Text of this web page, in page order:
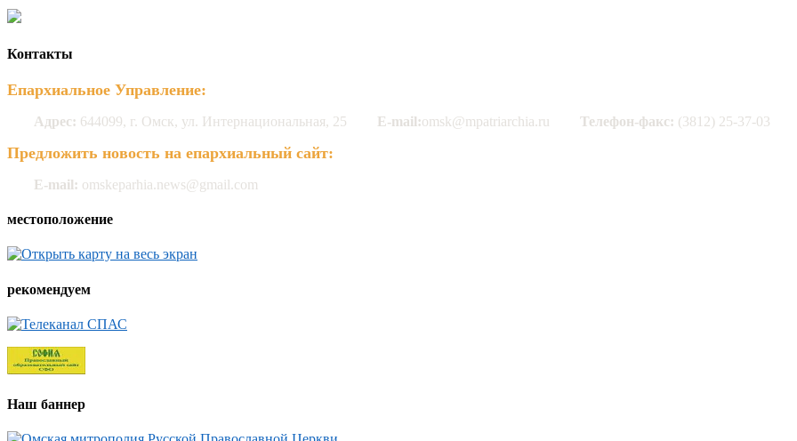
Контакты
Епархиальное Управление:
Адрес: 644099, г. Омск, ул. Интернациональная, 25 E-mail:omsk@mpatriarchia.ru Телефон-факс: (3812) 25-37-03
Предложить новость на епархиальный сайт:
E-mail: omskeparhia.news@gmail.com
местоположение
рекомендуем
Наш баннер